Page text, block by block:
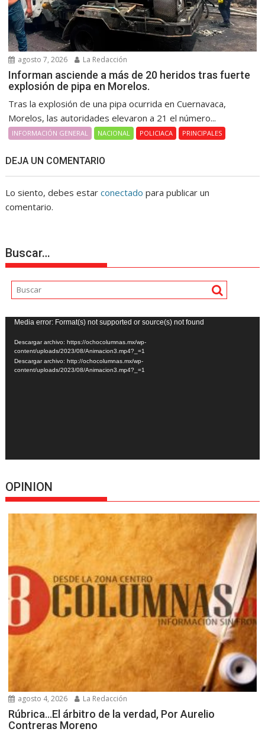
agosto 7, 2026 La Redacción
Informan asciende a más de 20 heridos tras fuerte
explosión de pipa en Morelos.
Tras la explosión de una pipa ocurrida en Cuernavaca,
Morelos, las autoridades elevaron a 21 el número...
INFORMACIÓN GENERAL NACIONAL POLICIACA PRINCIPALES
DEJA UN COMENTARIO
Lo siento, debes estarconectado para publicar un
comentario.
Buscar…
Reproductor
de
vídeo
Media error: Format(s) not supported or source(s) not found
Descargar archivo: https://ochocolumnas.mx/wp-
content/uploads/2023/08/Animacion3.mp4?_=1
Descargar archivo: http://ochocolumnas.mx/wp-
content/uploads/2023/08/Animacion3.mp4?_=1
OPINION
agosto 4, 2026 La Redacción
Rúbrica…El árbitro de la verdad, Por Aurelio
Contreras Moreno